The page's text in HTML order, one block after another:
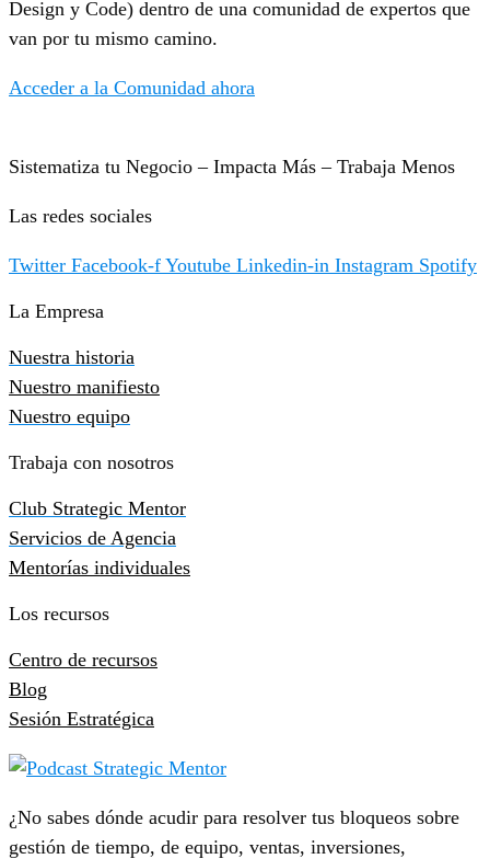
Design y Code) dentro de una comunidad de expertos que
van por tu mismo camino.
Acceder a la Comunidad ahora
Sistematiza tu Negocio – Impacta Más – Trabaja Menos
Las redes sociales
Twitter Facebook-f Youtube Linkedin-in Instagram Spotify
La Empresa
Nuestra historia
Nuestro manifiesto
Nuestro equipo
Trabaja con nosotros
Club Strategic Mentor
Servicios de Agencia
Mentorías individuales
Los recursos
Centro de recursos
Blog
Sesión Estratégica
¿No sabes dónde acudir para resolver tus bloqueos sobre
gestión de tiempo, de equipo, ventas, inversiones,